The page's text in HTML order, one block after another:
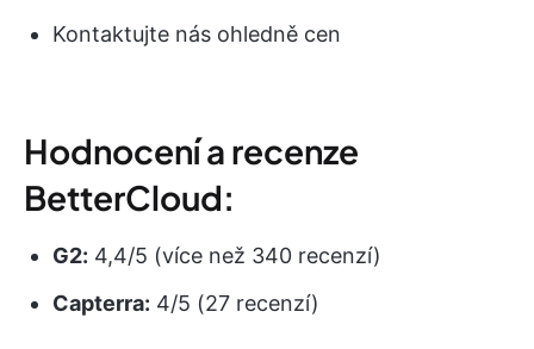
Kontaktujte nás ohledně cen
Hodnocení a recenze
BetterCloud:
G2: 4,4/5 (více než 340 recenzí)
Capterra: 4/5 (27 recenzí)